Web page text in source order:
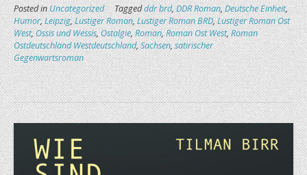
Posted inUncategorized Taggedddr brd,DDR Roman,Deutsche Einheit,
Humor,Leipzig,Lustiger Roman,Lustiger Roman BRD,Lustiger Roman Ost
West,Ossis und Wessis,Ostalgie,Roman,Roman Ost West,Roman
Ostdeutschland Westdeutschland,Sachsen,satirischer
Gegenwartsroman